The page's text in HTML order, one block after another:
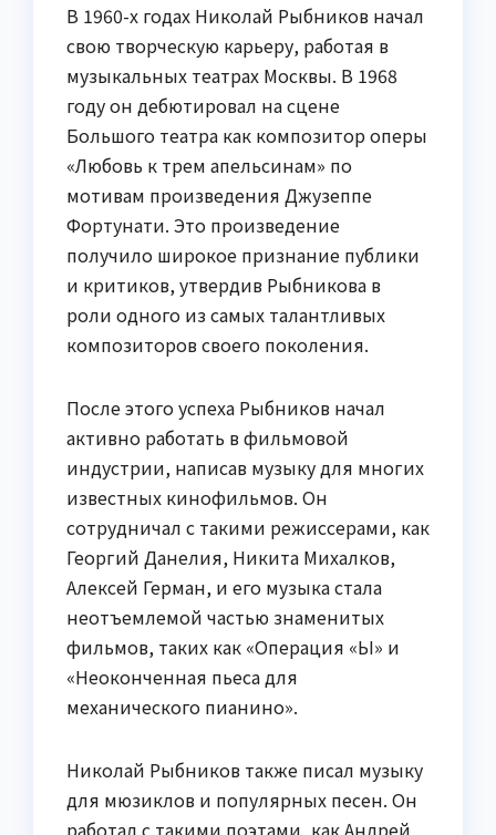
В 1960-х годах Николай Рыбников начал
свою творческую карьеру, работая в
музыкальных театрах Москвы. В 1968
году он дебютировал на сцене
Большого театра как композитор оперы
«Любовь к трем апельсинам» по
мотивам произведения Джузеппе
Фортунати. Это произведение
получило широкое признание публики
и критиков, утвердив Рыбникова в
роли одного из самых талантливых
композиторов своего поколения.
После этого успеха Рыбников начал
активно работать в фильмовой
индустрии, написав музыку для многих
известных кинофильмов. Он
сотрудничал с такими режиссерами, как
Георгий Данелия, Никита Михалков,
Алексей Герман, и его музыка стала
неотъемлемой частью знаменитых
фильмов, таких как «Операция «Ы» и
«Неоконченная пьеса для
механического пианино».
Николай Рыбников также писал музыку
для мюзиклов и популярных песен. Он
работал с такими поэтами, как Андрей